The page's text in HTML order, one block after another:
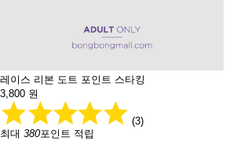
레이스 리본 도트 포인트 스타킹
3,800 원
(3)
최대 380포인트 적립